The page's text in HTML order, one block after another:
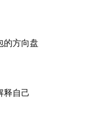
的方向盘
释自己